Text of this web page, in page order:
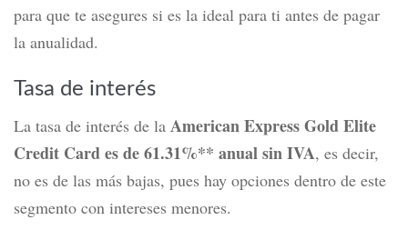
para que te asegures si es la ideal para ti antes de pagar
la anualidad.
Tasa de interés
La tasa de interés de la American Express Gold Elite
Credit Cardes de 61.31%** anual sin IVA, es decir,
no es de las más bajas, pues hay opciones dentro de este
segmento con intereses menores.